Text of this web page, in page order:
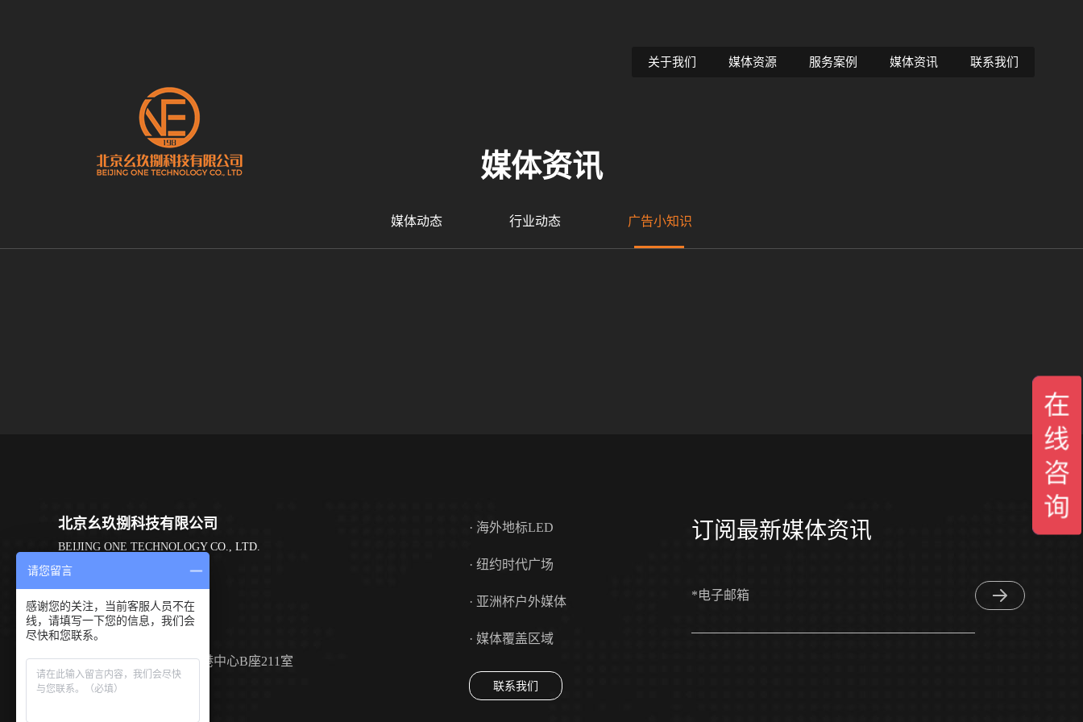
关于我们 媒体资源 服务案例 媒体资讯 联系我们
媒体资讯
媒体动态 行业动态 广告小知识
北京幺玖捌科技有限公司
BEIJING ONE TECHNOLOGY CO., LTD.
info@198tech.com
北京市顺义区旭辉空港中心B座211室
· 海外地标LED
· 纽约时代广场
· 亚洲杯户外媒体
· 媒体覆盖区域
联系我们
订阅最新媒体资讯
*电子邮箱
请您留言
感谢您的关注，当前客服人员不在
线，请填写一下您的信息，我们会
尽快和您联系。